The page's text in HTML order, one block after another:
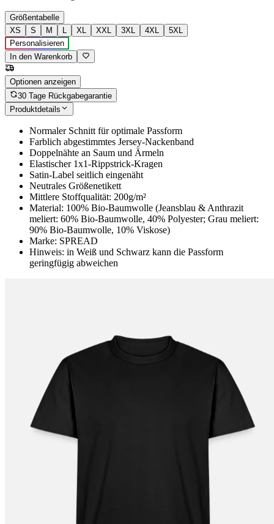
Größentabelle
XS
S M L XL XXL 3XL 4XL
5XL
Personalisieren
In den Warenkorb
Optionen anzeigen
30 Tage Rückgabegarantie
Produktdetails
Normaler Schnitt für optimale Passform
Farblich abgestimmtes Jersey-Nackenband
Doppelnähte an Saum und Ärmeln
Elastischer 1x1-Rippstrick-Kragen
Satin-Label seitlich eingenäht
Neutrales Größenetikett
Mittlere Stoffqualität: 200g/m²
Material: 100% Bio-Baumwolle (Jeansblau & Anthrazit
meliert: 60% Bio-Baumwolle, 40% Polyester; Grau meliert:
90% Bio-Baumwolle, 10% Viskose)
Marke: SPREAD
Hinweis: in Weiß und Schwarz kann die Passform
geringfügig abweichen